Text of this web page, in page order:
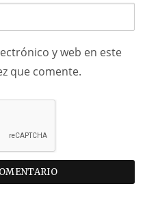
y web en este
que comente.